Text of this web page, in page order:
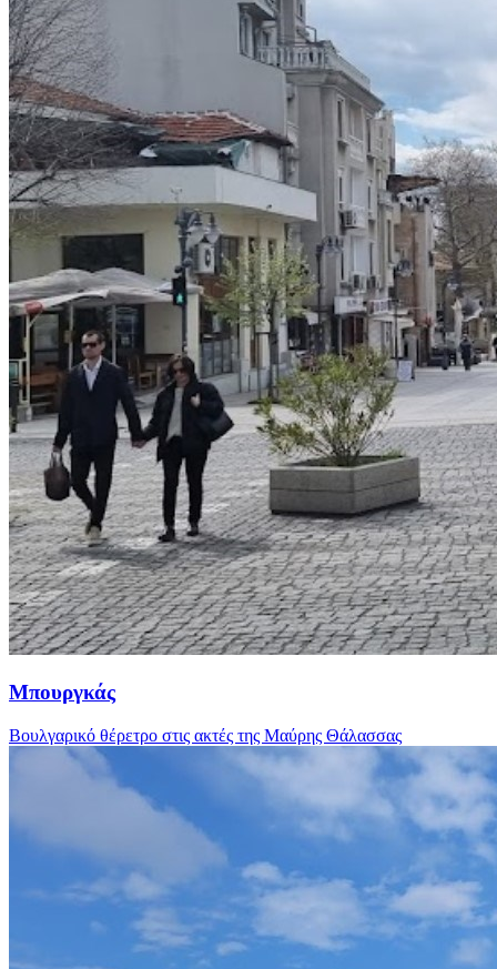
Μπουργκάς
Βουλγαρικό θέρετρο στις ακτές της Μαύρης Θάλασσας